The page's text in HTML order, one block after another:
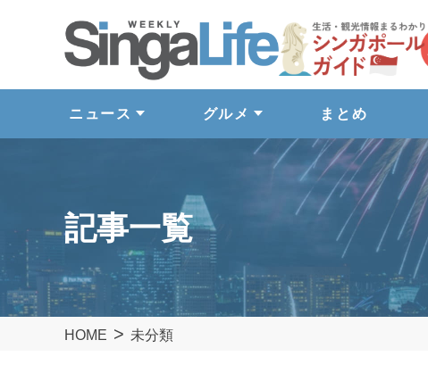
ニュース グルメ まとめ
記事一覧
HOME 未分類